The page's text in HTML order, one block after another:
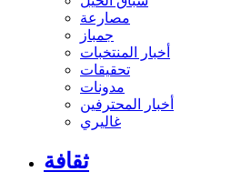
مصارعة
جمباز
أخبار المنتخبات
تحقيقات
مدونات
أخبار المحترفين
غاليري
ثقافة